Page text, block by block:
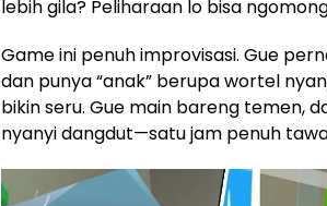
lebih gila? Peliharaan lo bisa
Game ini penuh improvisasi. Gue
dan punya “anak” berupa wortel
bikin seru. Gue main bareng temen,
nyanyi dangdut—satu jam penuh